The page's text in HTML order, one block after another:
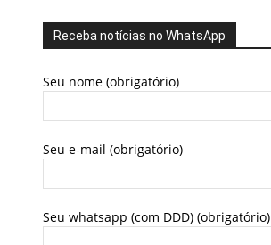
Receba notícias no WhatsApp
Seu nome (obrigatório)
Seu e-mail (obrigatório)
Seu whatsapp (com DDD) (obrigatório)